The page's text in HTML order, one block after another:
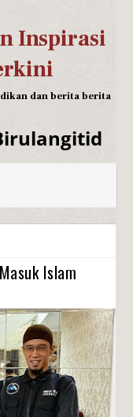
Inspirasi
dan berita berita
Islam